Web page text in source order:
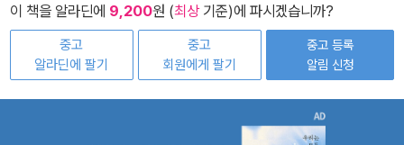
이 책을 알라딘에 9,200원 (최상기준)에 파시겠습니까?
중고
알라딘에 팔기
중고
회원에게 팔기
중고 등록
알림 신청